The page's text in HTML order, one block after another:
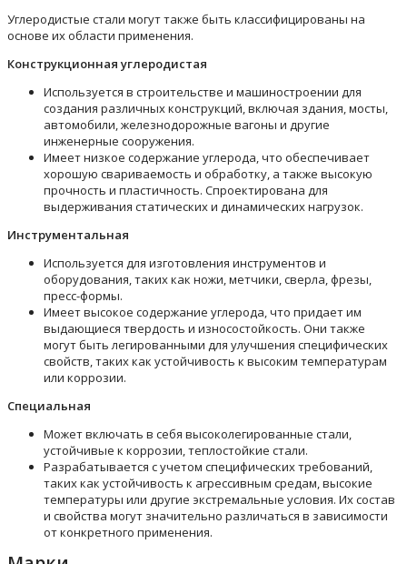
Углеродистые стали могут также быть классифицированы на
основе их области применения.
Конструкционная углеродистая
Используется в строительстве и машиностроении для
создания различных конструкций, включая здания, мосты,
автомобили, железнодорожные вагоны и другие
инженерные сооружения.
Имеет низкое содержание углерода, что обеспечивает
хорошую свариваемость и обработку, а также высокую
прочность и пластичность. Спроектирована для
выдерживания статических и динамических нагрузок.
Инструментальная
Используется для изготовления инструментов и
оборудования, таких как ножи, метчики, сверла, фрезы,
пресс-формы.
Имеет высокое содержание углерода, что придает им
выдающиеся твердость и износостойкость. Они также
могут быть легированными для улучшения специфических
свойств, таких как устойчивость к высоким температурам
или коррозии.
Специальная
Может включать в себя высоколегированные стали,
устойчивые к коррозии, теплостойкие стали.
Разрабатывается с учетом специфических требований,
таких как устойчивость к агрессивным средам, высокие
температуры или другие экстремальные условия. Их состав
и свойства могут значительно различаться в зависимости
от конкретного применения.